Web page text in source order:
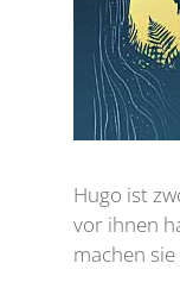
Hugo ist
vor ihnen
machen